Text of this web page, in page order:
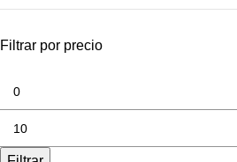
Filtrar por precio